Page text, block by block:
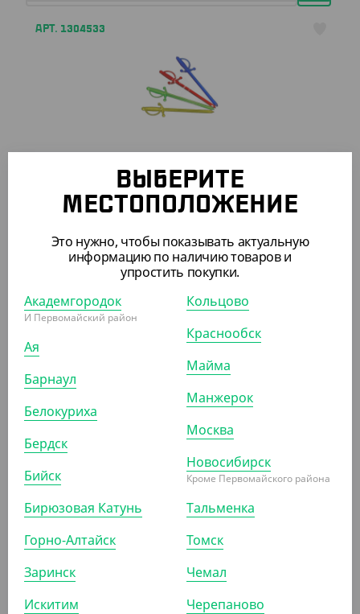
АРТ. 1304533
Пика пластиковая "Меч", в пачке 500 шт., VERDE VITA
АРТ. 1304566
(136.12 ₽/ШТ)
Шпажка бамбуковая "Кольцо", длина - 100 мм, VERDE
VITA
ШТ УП КОР (40)
АРТ. 1304511
ВЫБЕРИТЕ
МЕСТОПОЛОЖЕНИЕ
Это нужно, чтобы показывать актуальную
информацию по наличию товаров и
упростить покупки.
Академгородок
И Первомайский район
Ая
Барнаул
Белокуриха
Бердск
Бийск
Бирюзовая Катунь
Горно-Алтайск
Заринск
Искитим
Кольцово
Краснообск
Майма
Манжерок
Москва
Новосибирск
Кроме Первомайского района
Тальменка
Томск
Чемал
Черепаново